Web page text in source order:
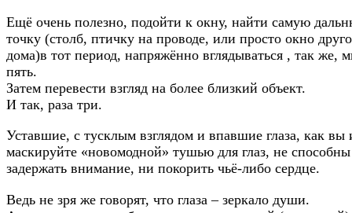
Ещё очень полезно, подойти к окну, найти самую
точку (столб, птичку на проводе, или просто окно
дома)в тот период, напряжённо вглядываться , так же,
пять.
Затем перевести взгляд на более близкий объект.
И так, раза три.
Уставшие, с тусклым взглядом и впавшие глаза, как вы
маскируйте «новомодной» тушью для глаз, не
задержать внимание, ни покорить чьё-либо сердце.
Ведь не зря же говорят, что глаза – зеркало души.